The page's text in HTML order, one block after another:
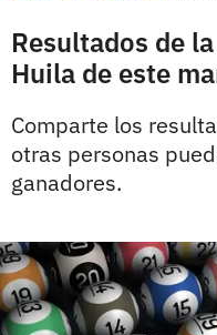
Resultados de
Huila de este
Comparte los
otras personas
ganadores.